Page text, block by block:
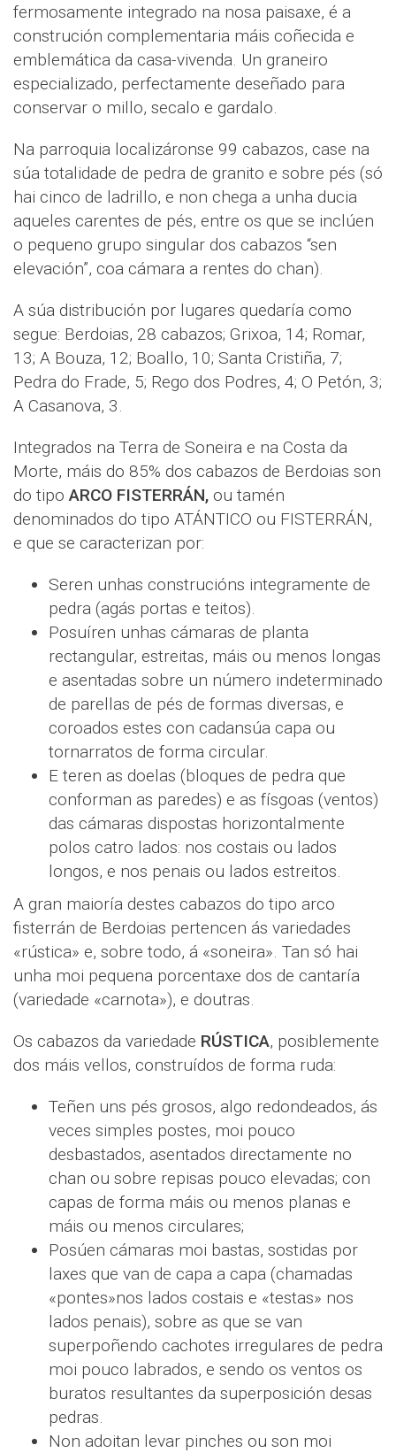
fermosamente integrado na nosa paisaxe, é a
construción complementaria máis coñecida e
emblemática da casa-vivenda. Un graneiro
especializado, perfectamente deseñado para
conservar o millo, secalo e gardalo.
Na parroquia localizáronse 99 cabazos, case na
súa totalidade de pedra de granito e sobre pés (só
hai cinco de ladrillo, e non chega a unha ducia
aqueles carentes de pés, entre os que se inclúen
o pequeno grupo singular dos cabazos “sen
elevación”, coa cámara a rentes do chan).
A súa distribución por lugares quedaría como
segue: Berdoias, 28 cabazos; Grixoa, 14; Romar,
13; A Bouza, 12; Boallo, 10; Santa Cristiña, 7;
Pedra do Frade, 5; Rego dos Podres, 4; O Petón, 3;
A Casanova, 3.
Integrados na Terra de Soneira e na Costa da
Morte, máis do 85% dos cabazos de Berdoias son
do tipoARCO FISTERRÁN, ou tamén
denominados do tipo ATÁNTICO ou FISTERRÁN,
e que se caracterizan por:
Seren unhas construcións integramente de
pedra (agás portas e teitos).
Posuíren unhas cámaras de planta
rectangular, estreitas, máis ou menos longas
e asentadas sobre un número indeterminado
de parellas de pés de formas diversas, e
coroados estes con cadansúa capa ou
tornarratos de forma circular.
E teren as doelas (bloques de pedra que
conforman as paredes) e as físgoas (ventos)
das cámaras dispostas horizontalmente
polos catro lados: nos costais ou lados
longos, e nos penais ou lados estreitos.
A gran maioría destes cabazos do tipo arco
fisterrán de Berdoias pertencen ás variedades
«rústica» e, sobre todo, á «soneira». Tan só hai
unha moi pequena porcentaxe dos de cantaría
(variedade «carnota»), e doutras.
Os cabazos da variedade RÚSTICA, posiblemente
dos máis vellos, construídos de forma ruda:
Teñen uns pés grosos, algo redondeados, ás
veces simples postes, moi pouco
desbastados, asentados directamente no
chan ou sobre repisas pouco elevadas; con
capas de forma máis ou menos planas e
máis ou menos circulares;
Posúen cámaras moi bastas, sostidas por
laxes que van de capa a capa (chamadas
«pontes»nos lados costais e «testas» nos
lados penais), sobre as que se van
superpoñendo cachotes irregulares de pedra
moi pouco labrados, e sendo os ventos os
buratos resultantes da superposición desas
pedras.
Non adoitan levar pinches ou son moi